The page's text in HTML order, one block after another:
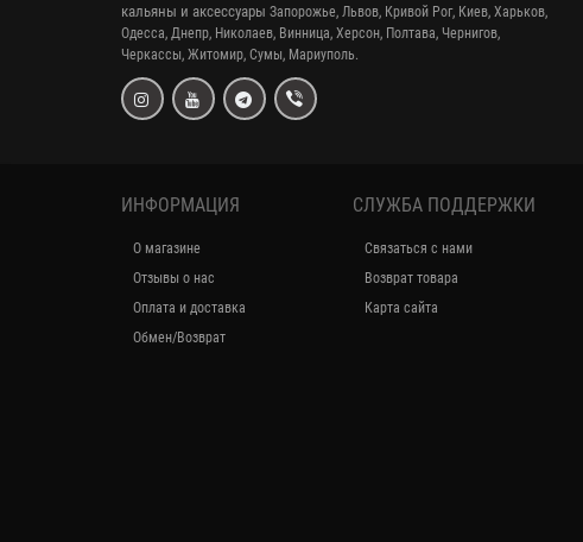
кальяны и аксессуары Запорожье, Львов, Кривой Рог, Киев, Харьков,
Одесса, Днепр, Николаев, Винница, Херсон, Полтава, Чернигов,
Черкассы, Житомир, Сумы, Мариуполь.
ИНФОРМАЦИЯ
О магазине
Отзывы о нас
Оплата и доставка
Обмен/Возврат
СЛУЖБА ПОДДЕРЖКИ
Связаться с нами
Возврат товара
Карта сайта